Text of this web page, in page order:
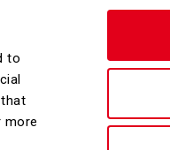
to
more
Lavora con noi